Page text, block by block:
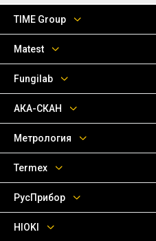
TIME Group
Matest
Fungilab
АКА-СКАН
Метрология
Termex
РусПрибор
HIOKI